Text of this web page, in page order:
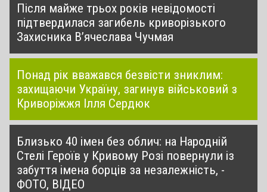
Після майже трьох років невідомості
підтвердилася загибель криворізького
Захисника В’ячеслава Чучмая
Понад рік вважався безвісти зниклим:
захищаючи Україну, загинув військовий з
Криворіжжя Ілля Сердюк
Близько 40 імен без облич: на Народній
Стелі Героїв у Кривому Розі повернули із
забуття імена борців за незалежність, -
ФОТО, ВІДЕО